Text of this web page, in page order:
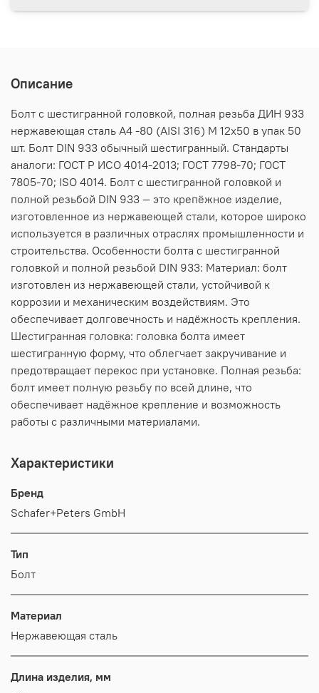
Описание
Болт с шестигранной головкой, полная резьба ДИН 933
нержавеющая сталь А4 -80 (AISI 316) M 12х50 в упак 50
шт. Болт DIN 933 обычный шестигранный. Стандарты
аналоги: ГОСТ Р ИСО 4014-2013; ГОСТ 7798-70; ГОСТ
7805-70; ISO 4014. Болт с шестигранной головкой и
полной резьбой DIN 933 — это крепёжное изделие,
изготовленное из нержавеющей стали, которое широко
используется в различных отраслях промышленности и
строительства. Особенности болта с шестигранной
головкой и полной резьбой DIN 933: Материал: болт
изготовлен из нержавеющей стали, устойчивой к
коррозии и механическим воздействиям. Это
обеспечивает долговечность и надёжность крепления.
Шестигранная головка: головка болта имеет
шестигранную форму, что облегчает закручивание и
предотвращает перекос при установке. Полная резьба:
болт имеет полную резьбу по всей длине, что
обеспечивает надёжное крепление и возможность
работы с различными материалами.
Характеристики
Бренд
Schafer+Peters GmbH
Тип
Болт
Материал
Нержавеющая сталь
Длина изделия, мм